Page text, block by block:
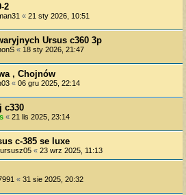
2
« 21 sty 2026, 10:51
Ursus c360 3p
« 18 sty 2026, 21:47
, Chojnów
« 06 gru 2025, 22:14
c330
« 21 lis 2025, 23:14
c-385 se luxe
« 23 wrz 2025, 11:13
« 31 sie 2025, 20:32